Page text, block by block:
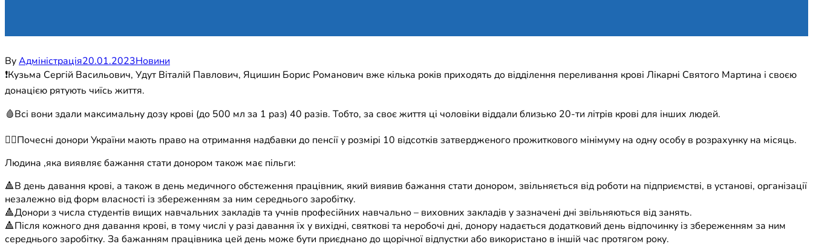
ByАдміністрація20.01.2023Новини
❗️Кузьма Сергій Васильович, Удут Віталій Павлович, Яцишин Борис Романович вже кілька років приходять до відділення переливання крові Лікарні Святого Мартина і своєю
донацією рятують чиїсь життя.
🩸Всі вони здали максимальну дозу крові (до 500 мл за 1 раз) 40 разів. Тобто, за своє життя ці чоловіки віддали близько 20-ти літрів крові для інших людей.
👉🏻Почесні донори України мають право на отримання надбавки до пенсії у розмірі 10 відсотків затвердженого прожиткового мінімуму на одну особу в розрахунку на місяць.
Людина ,яка виявляє бажання стати донором також має пільги:
🔺В день давання крові, а також в день медичного обстеження працівник, який виявив бажання стати донором, звільняється від роботи на підприємстві, в установі, організації
незалежно від форм власності із збереженням за ним середнього заробітку.
🔺Донори з числа студентів вищих навчальних закладів та учнів професійних навчально – виховних закладів у зазначені дні звільняються від занять.
🔺Після кожного дня давання крові, в тому числі у разі давання їх у вихідні, святкові та неробочі дні, донору надається додатковий день відпочинку із збереженням за ним
середнього заробітку. За бажанням працівника цей день може бути приєднано до щорічної відпустки або використано в іншій час протягом року.